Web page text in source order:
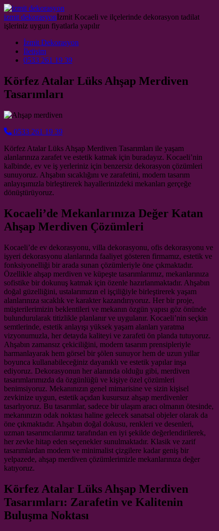
Skip to content
izmit dekorasyonİzmit Kocaeli ve ilçelerinde dekorasyon tadilat
işleriniz uygun fiyatlarla yapılır
Main Navigation
İzmit Dekorasyon
İletişim
0533 261 19 39
Körfez Atalar Lüks Ahşap Merdiven
Tasarımları
0533 261 19 39
Körfez Atalar Lüks Ahşap Merdiven Tasarımları ile yaşam
alanlarınıza zarafet ve estetik katmak için buradayız. Kocaeli’nin
kalbinde, ev ve iş yerleriniz için benzersiz dekorasyon çözümleri
sunuyoruz. Ahşabın sıcaklığını ve zarafetini, modern tasarım
anlayışımızla birleştirerek hayallerinizdeki mekanları gerçeğe
dönüştürüyoruz.
Kocaeli’de Mekanlarınıza Değer Katan
Ahşap Merdiven Çözümleri
Kocaeli’de ev dekorasyonu, villa dekorasyonu, ofis dekorasyonu ve
işyeri dekorasyonu alanlarında faaliyet gösteren firmamız, estetik ve
fonksiyonelliği bir arada sunan çözümleriyle öne çıkmaktadır.
Özellikle ahşap merdiven ve küpeşte tasarımlarımız, mekanlarınıza
sofistike bir dokunuş katmak için özenle hazırlanmaktadır. Ahşabın
doğal güzelliğini, ustalarımızın el işçiliğiyle birleştirerek yaşam
alanlarınıza sıcaklık ve karakter kazandırıyoruz. Her bir proje,
müşterilerimizin beklentileri ve mekanın özgün yapısı göz önünde
bulundurularak titizlikle planlanır ve uygulanır. Kocaeli’nin seçkin
semtlerinde, estetik anlayışı yüksek yaşam alanları yaratma
vizyonumuzla, her detayda kaliteyi ve zarafeti ön planda tutuyoruz.
Ahşabın zamansız çekiciliğini, modern tasarım prensipleriyle
harmanlayarak hem görsel bir şölen sunuyor hem de uzun yıllar
boyunca kullanabileceğiniz dayanıklı ve estetik yapılar inşa
ediyoruz. Dekorasyonun her alanında olduğu gibi, merdiven
tasarımlarımızda da özgünlüğü ve kişiye özel çözümleri
benimsiyoruz. Mekanınızın genel mimarisine ve sizin kişisel
zevkinize uygun, estetik açıdan kusursuz ahşap merdivenler
tasarlıyoruz. Bu tasarımlar, sadece bir ulaşım aracı olmanın ötesinde,
mekanınızın odak noktası haline gelecek sanatsal objeler olarak da
öne çıkmaktadır. Ahşabın doğal dokusu, renkleri ve desenleri,
uzman tasarımcılarımız tarafından en iyi şekilde değerlendirilerek,
her zevke hitap eden seçenekler sunulmaktadır. Klasik ve zarif
tasarımlardan modern ve minimalist çizgilere kadar geniş bir
yelpazede, ahşap merdiven çözümlerimizle mekanlarınıza değer
katıyoruz.
Körfez Atalar Lüks Ahşap Merdiven
Tasarımları: Zarafetin ve Kalitenin
Buluşma Noktası